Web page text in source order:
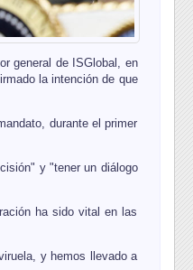
general de ISGlobal, en
la intención de que
durante el primer
y "tener un diálogo
ha sido vital en las
y hemos llevado a